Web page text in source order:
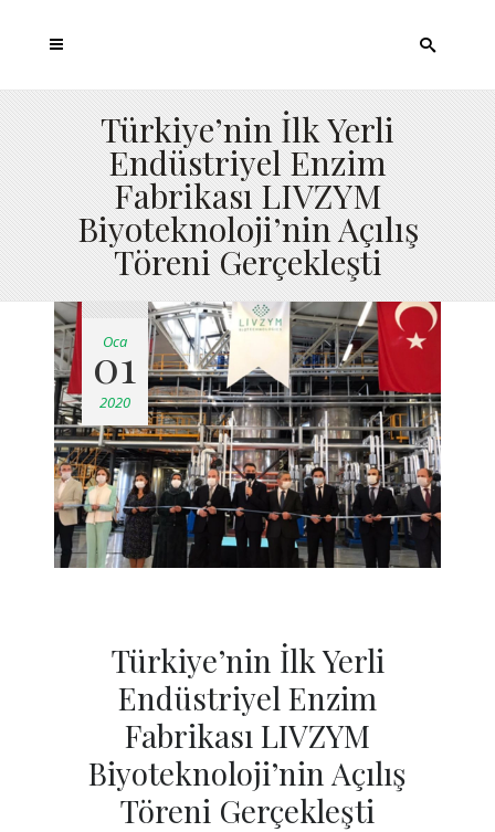
Türkiye’nin İlk Yerli
Endüstriyel Enzim
Fabrikası LIVZYM
Biyoteknoloji’nin Açılış
Töreni Gerçekleşti
Oca
01
2020
Türkiye’nin İlk Yerli
Endüstriyel Enzim
Fabrikası LIVZYM
Biyoteknoloji’nin Açılış
Töreni Gerçekleşti